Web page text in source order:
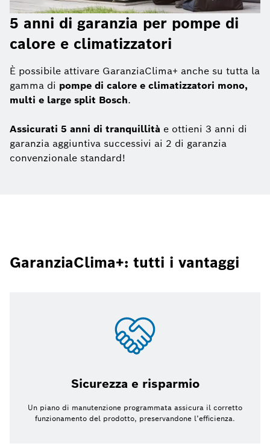
5 anni di garanzia per pompe di
calore e climatizzatori
È possibile attivare GaranziaClima+ anche su tutta la
gamma di pompe di calore e climatizzatori mono,
multi e large split Bosch.
Assicurati 5 anni di tranquillità e ottieni 3 anni di
garanzia aggiuntiva successivi ai 2 di garanzia
convenzionale standard!
GaranziaClima+: tutti i vantaggi
Sicurezza e risparmio
Un piano di manutenzione programmata assicura il corretto
funzionamento del prodotto, preservandone l’efficienza.